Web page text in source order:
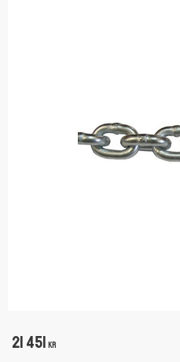
21 451 KR